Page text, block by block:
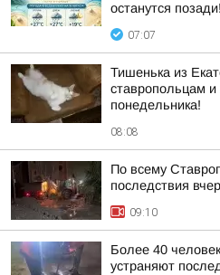
останутся позади!
07:07
Тишенька из
ставропольцам и
понедельника!
08:08
По всему
последствия
09:10
Более 40
устраняют